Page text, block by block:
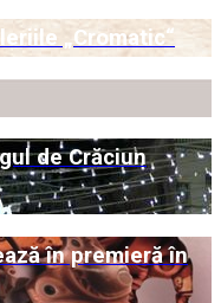
„Cromatic“
de Crăciun
în premieră în